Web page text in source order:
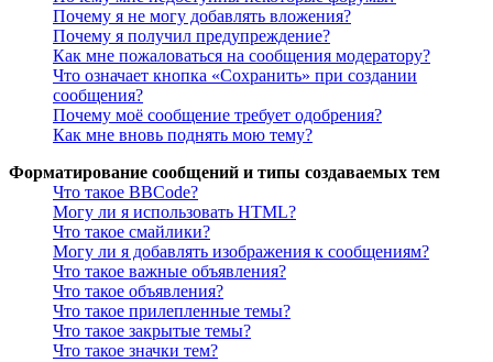
Почему я не могу добавлять вложения?
Почему я получил предупреждение?
Как мне пожаловаться на сообщения модератору?
Что означает кнопка «Сохранить» при создании
сообщения?
Почему моё сообщение требует одобрения?
Как мне вновь поднять мою тему?
Форматирование сообщений и типы создаваемых тем
Что такое BBCode?
Могу ли я использовать HTML?
Что такое смайлики?
Могу ли я добавлять изображения к сообщениям?
Что такое важные объявления?
Что такое объявления?
Что такое прилепленные темы?
Что такое закрытые темы?
Что такое значки тем?